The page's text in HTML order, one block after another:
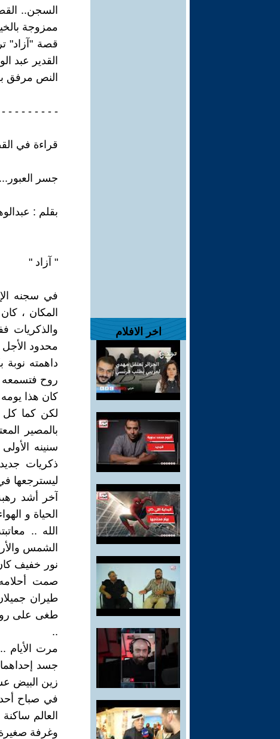
اخر الافلام
السجن..
ممزوجة
قصة "آزاد"
القدير عبد
النص مرفق
- - - - - - - -
قراءة في
جسر
بقلم :
" آزاد "
في سجنه
المكان ،
والذكريات
محدود الأجل
داهمته
روح فتسمعه
كان هذا يومه
لكن كما كل
بالمصير
سنينه
ذكريات
ليسترجعها
آخر أشد
الحياة و
الله ..
الشمس
نور خفيف
صمت
طيران
طغى على
..
مرت
جسد
زين البيض
في صباح أحد
العالم
وغرفة